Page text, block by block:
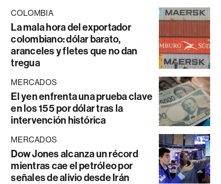
COLOMBIA
La mala hora del exportador
colombiano: dólar barato,
aranceles y fletes que no dan
tregua
MERCADOS
El yen enfrenta una prueba clave
en los 155 por dólar tras la
intervención histórica
MERCADOS
Dow Jones alcanza un récord
mientras cae el petróleo por
señales de alivio desde Irán